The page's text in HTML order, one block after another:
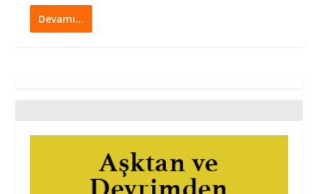
Devamı…